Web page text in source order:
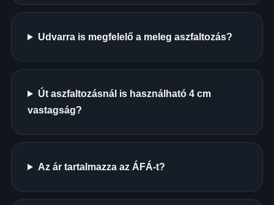
Udvarra is megfelelő a meleg aszfaltozás?
Út aszfaltozásnál is használható 4 cm
vastagság?
Az ár tartalmazza az ÁFÁ-t?